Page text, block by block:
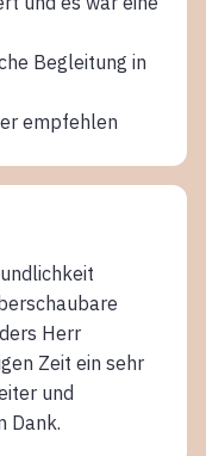
Begleitung in
empfehlen
Herr
Zeit ein sehr
und
Dank.